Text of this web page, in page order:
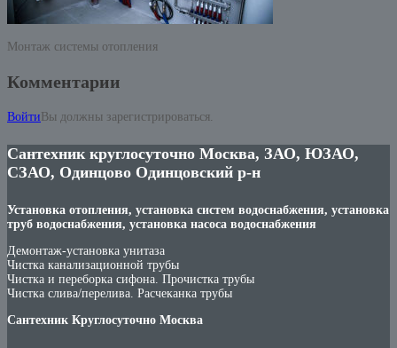
Монтаж системы отопления
Комментарии
ВойтиВы должны зарегистрироваться.
Сантехник круглосуточно Москва, ЗАО, ЮЗАО,
СЗАО, Одинцово Одинцовский р-н
Установка отопления, установка систем водоснабжения, установка
труб водоснабжения, установка насоса водоснабжения
Демонтаж-установка унитаза
Чистка канализационной трубы
Чистка и переборка сифона. Прочистка трубы
Чистка слива/перелива. Расчеканка трубы
Сантехник Круглосуточно Москва